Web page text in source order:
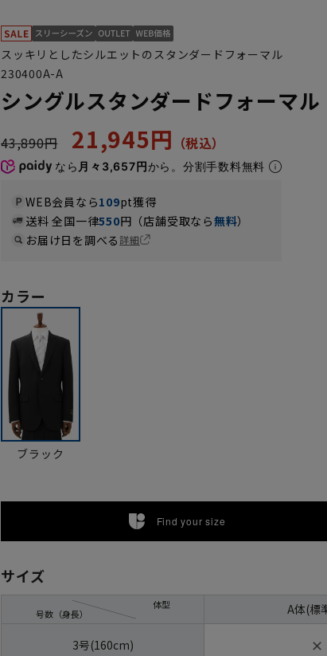
YA4 YA5 YA6 YA7 YA8
スッキリとしたシルエットのスタンダードフォーマル
230400A-A
シングルスタンダードフォーマル
43,890円 21,945円
なら 月々3,657円から。分割手数料無料
WEB会員なら109pt獲得
送料 全国一律550円（店舗受取なら無料）
お届け日を調べる詳細
カラー
ブラック
Find your size
サイズ
号数（身長）
体型 A体(標
3号(160cm) ✕